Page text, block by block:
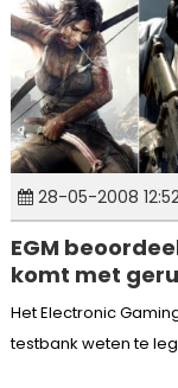
28-05-2008
EGM
komt met
Het Electronic
testbank weten te